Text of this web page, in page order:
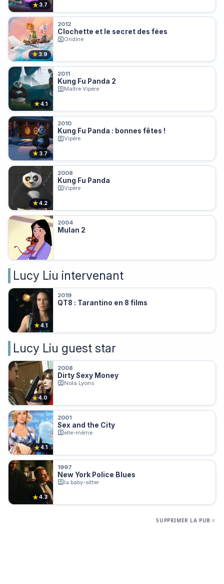
★3.7
★3.9
2012
Clochette et le secret des fées
Ondine
★4.1
2011
Kung Fu Panda 2
Maître Vipère
★ 3.7
2010
Kung Fu Panda : bonnes fêtes !
Vipère
★4.2
2008
Kung Fu Panda
Vipère
2004
Mulan 2
Lucy Liu intervenant
★4.1
2019
QT8 : Tarantino en 8 films
Lucy Liu guest star
★4.0
2008
Dirty Sexy Money
Nola Lyons
★4.1
2001
Sex and the City
elle-même
★4.3
1997
New York Police Blues
la baby-sitter
SUPPRIMER LA PUB